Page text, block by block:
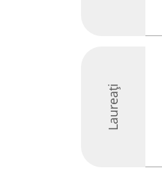
Laureați